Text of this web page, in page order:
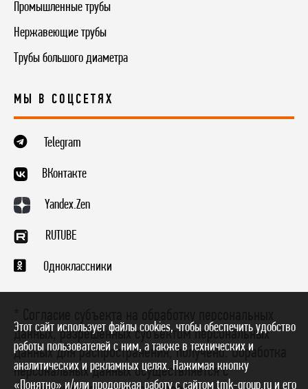
Промышленные трубы
Нержавеющие трубы
Трубы большого диаметра
МЫ В СОЦСЕТЯХ
Telegram
ВКонтакте
Yandex.Zen
RUTUBE
Одноклассники
данных, разрешенных субъектом персональных
данных для распространения, получено. Обработка
персональных данных осуществляется с
Этот сайт использует файлы cookies, чтобы обеспечить удобство
работы пользователей с ним, а также в технических и
аналитических и рекламных целях. Нажимая кнопку
«Понятно» и/или продолжая работу с сайтом tmk-group.ru и его